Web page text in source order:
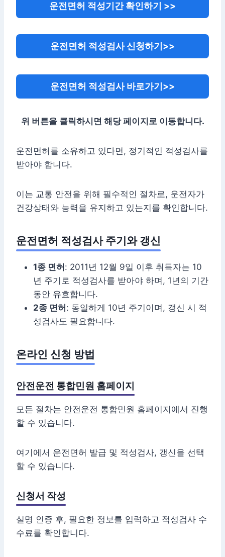
운전면허 적성기간 확인하기 >>
운전면허 적성검사 신청하기>>
운전면허 적성검사 바로가기>>
위 버튼을 클릭하시면 해당 페이지로 이동합니다.
운전면허를 소유하고 있다면, 정기적인 적성검사를
받아야 합니다.
이는 교통 안전을 위해 필수적인 절차로, 운전자가
건강상태와 능력을 유지하고 있는지를 확인합니다.
운전면허 적성검사 주기와 갱신
1종 면허 : 2011년 12월 9일 이후 취득자는 10
년 주기로 적성검사를 받아야 하며, 1년의 기간
동안 유효합니다.
2종 면허 : 동일하게 10년 주기이며, 갱신 시 적
성검사도 필요합니다.
온라인 신청 방법
안전운전 통합민원 홈페이지
모든 절차는 안전운전 통합민원 홈페이지에서 진행
할 수 있습니다.
여기에서 운전면허 발급 및 적성검사, 갱신을 선택
할 수 있습니다.
신청서 작성
실명 인증 후, 필요한 정보를 입력하고 적성검사 수
수료를 확인합니다.